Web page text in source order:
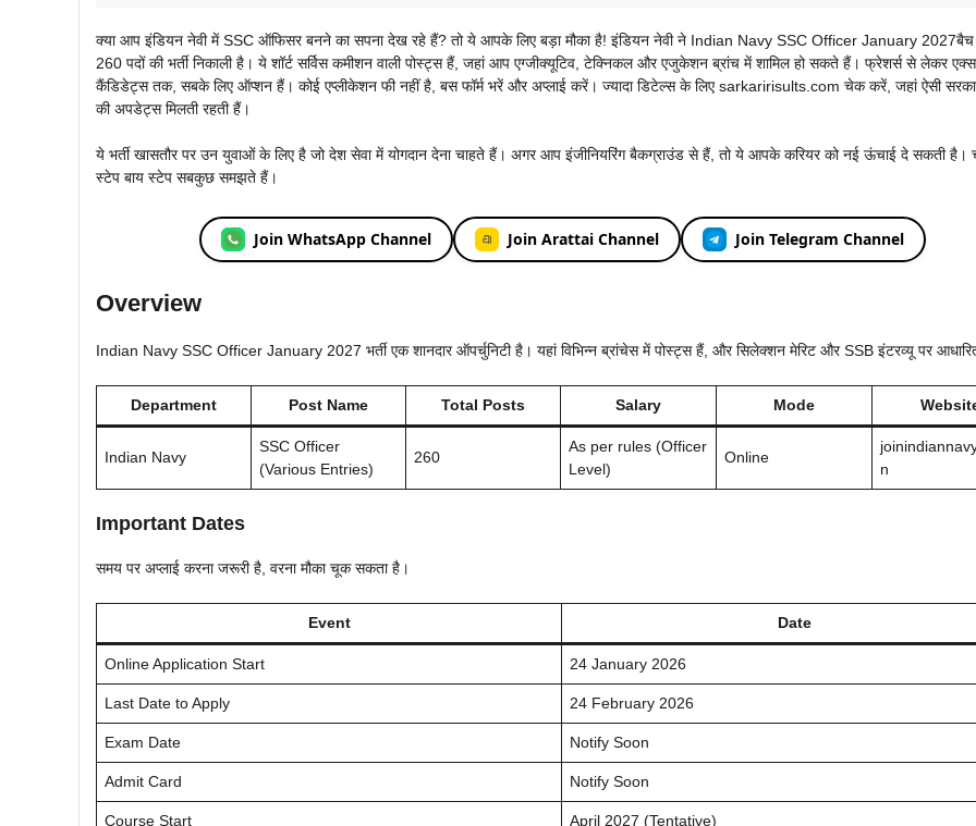
क्या आप इंडियन नेवी में SSC ऑफिसर बनने का सपना देख रहे हैं? तो ये आपके लिए बड़ा मौका है! इंडियन नेवी ने Indian Navy SSC Officer January
260 पदों की भर्ती निकाली है। ये शॉर्ट सर्विस कमीशन वाली पोस्ट्स हैं, जहां आप एग्जीक्यूटिव, टेक्निकल और एजुकेशन ब्रांच में शामिल हो सकते हैं। फ्रेशर्स से लेकर
कैंडिडेट्स तक, सबके लिए ऑप्शन हैं। कोई एप्लीकेशन फी नहीं है, बस फॉर्म भरें और अप्लाई करें। ज्यादा डिटेल्स के लिए sarkaririsults.com चेक करें, जहां ऐसी
की अपडेट्स मिलती रहती हैं।
ये भर्ती खासतौर पर उन युवाओं के लिए है जो देश सेवा में योगदान देना चाहते हैं। अगर आप इंजीनियरिंग बैकग्राउंड से हैं, तो ये आपके करियर को नई ऊंचाई दे सकती है।
स्टेप बाय स्टेप सबकुछ समझते हैं।
Join WhatsApp Channel Join Arattai Channel Join Telegram Channel
Overview
Indian Navy SSC Officer January 2027 भर्ती एक शानदार ऑपर्चुनिटी है। यहां विभिन्न ब्रांचेस में पोस्ट्स हैं, और सिलेक्शन मेरिट और SSB इंटरव्यू पर
Department Post Name Total Posts Salary Mode
Indian Navy
SSC Officer
(Various Entries)
260
As per rules (Officer
Level)
Online
n
Important Dates
समय पर अप्लाई करना जरूरी है, वरना मौका चूक सकता है।
Event Date
Online Application Start 24 January 2026
Last Date to Apply 24 February 2026
Exam Date Notify Soon
Admit Card Notify Soon
Course Start April 2027 (Tentative)